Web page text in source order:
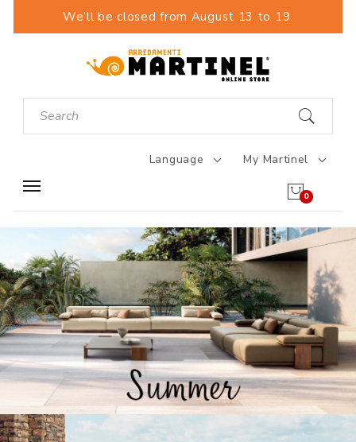
We’ll be closed from August 13 to 19.
Language My Martinel
0